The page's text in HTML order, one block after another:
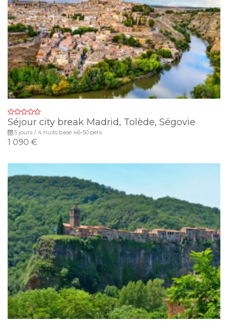
Séjour city break Madrid, Tolède, Ségovie
5 jours / 4 nuits base 46-50 pers.
1 090 €